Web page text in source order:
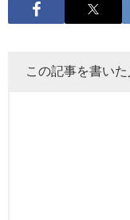
この記事を書いた